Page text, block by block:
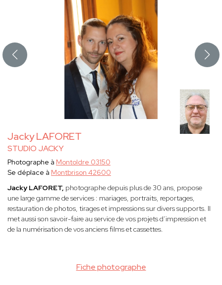
Jacky LAFORET
STUDIO JACKY
Fiche photographe
Photographe à Montoldre 03150
Se déplace à Montbrison 42600
Jacky LAFORET, photographe depuis plus de 30 ans, propose
une large gamme de services : mariages, portraits, reportages,
restauration de photos, tirages et impressions sur divers supports. Il
met aussi son savoir-faire au service de vos projets d’impression et
de la numérisation de vos anciens films et cassettes.